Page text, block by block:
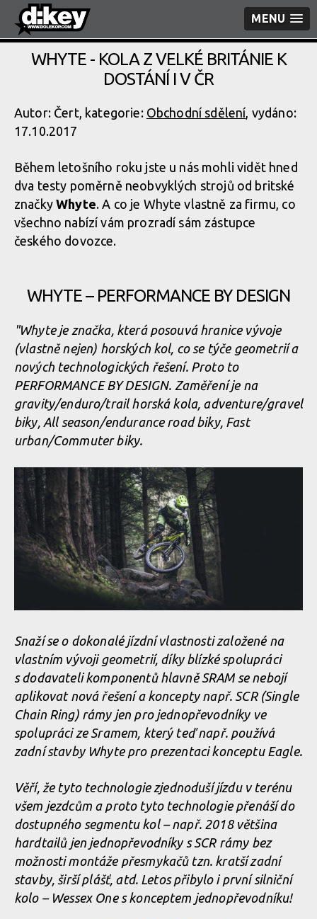
MENU
WHYTE - KOLA Z VELKÉ BRITÁNIE K
DOSTÁNÍ I V ČR
Autor: Čert, kategorie: Obchodní sdělení, vydáno:
17.10.2017
Během letošního roku jste u nás mohli vidět hned
dva testy poměrně neobvyklých strojů od britské
značkyWhyte. A co je Whyte vlastně za firmu, co
všechno nabízí vám prozradí sám zástupce
českého dovozce.
WHYTE – PERFORMANCE BY DESIGN
"Whyte je značka, která posouvá hranice vývoje
(vlastně nejen) horských kol, co se týče geometrií a
nových technologických řešení. Proto to
PERFORMANCE BY DESIGN. Zaměření je na
gravity/enduro/tra­il horská kola, adventure/gravel
biky, All season/endurance road biky, Fast
urban/Commuter bi­ky.
Snaží se o dokonalé jízdní vlastnosti založené na
vlastním vývoji geometrií, díky blízké spolupráci
s dodavateli komponentů hlavně SRAM se nebojí
aplikovat nová řešení a koncepty např. SCR (Single
Chain Ring) rámy jen pro jednopřevodníky ve
spolupráci ze Sramem, který teď např. používá
zadní stavby Whyte pro prezentaci konceptu Eagle.
Věří, že tyto technologie zjednoduší jízdu v terénu
všem jezdcům a proto tyto technologie přenáší do
dostupného segmentu kol – např. 2018 většina
hardtailů jen jednopřevodníky s SCR rámy bez
možnosti montáže přesmykačů tzn. kratší zadní
stavby, širší plášť, atd. Letos přibylo i první silniční
kolo – Wessex One s konceptem jednopřevodníku!